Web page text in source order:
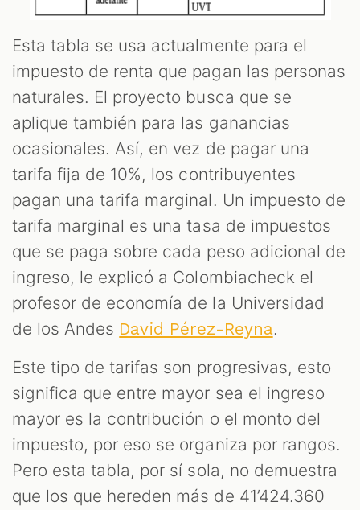
Esta tabla se usa actualmente para el
impuesto de renta que pagan las personas
naturales. El proyecto busca que se
aplique también para las ganancias
ocasionales. Así, en vez de pagar una
tarifa fija de 10%, los contribuyentes
pagan una tarifa marginal. Un impuesto de
tarifa marginal es una tasa de impuestos
que se paga sobre cada peso adicional de
ingreso, le explicó a Colombiacheck el
profesor de economía de la Universidad
de los Andes David Pérez-Reyna.
Este tipo de tarifas son progresivas, esto
significa que entre mayor sea el ingreso
mayor es la contribución o el monto del
impuesto, por eso se organiza por rangos.
Pero esta tabla, por sí sola, no demuestra
que los que hereden más de 41’424.360